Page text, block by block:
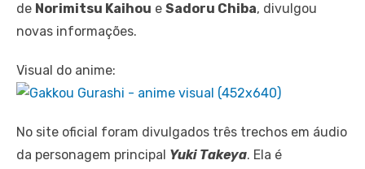
de Norimitsu Kaihou e Sadoru Chiba, divulgou
novas informações.
Visual do anime:
No site oficial foram divulgados três trechos em áudio
da personagem principal Yuki Takeya. Ela é